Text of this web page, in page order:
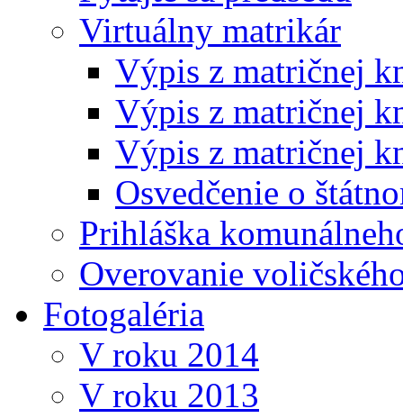
Virtuálny matrikár
Výpis z matričnej
Výpis z matričnej
Výpis z matričnej
Osvedčenie o
Prihláška
Overovanie
Fotogaléria
V roku 2014
V roku 2013